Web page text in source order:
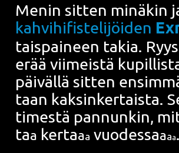
Menin sit­ten minä­kin
kah­vi­hi­fis­te­li­jöi­den
tais­pai­neen takia.
erää vii­meis­tä
päi­väl­lä sit­ten
taan kak­sin­ker­tais­ta.
ti­mes­tä pan­nun­kin,
taa ker­taaa vuo­des­saaaa